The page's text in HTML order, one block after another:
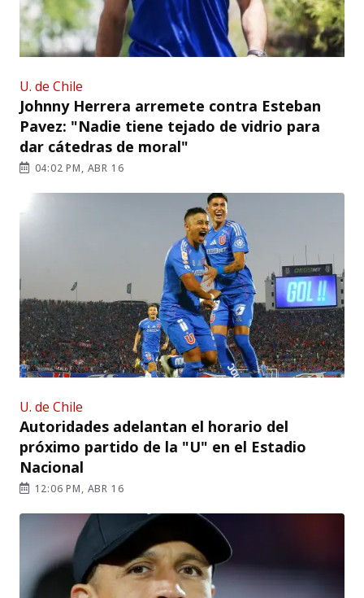
U. de Chile
Johnny Herrera arremete contra Esteban
Pavez: "Nadie tiene tejado de vidrio para
dar cátedras de moral"
04:02 PM, ABR 16
U. de Chile
Autoridades adelantan el horario del
próximo partido de la "U" en el Estadio
Nacional
12:06 PM, ABR 16